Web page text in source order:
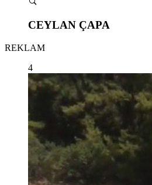
CEYLAN ÇAPA
REKLAM
4